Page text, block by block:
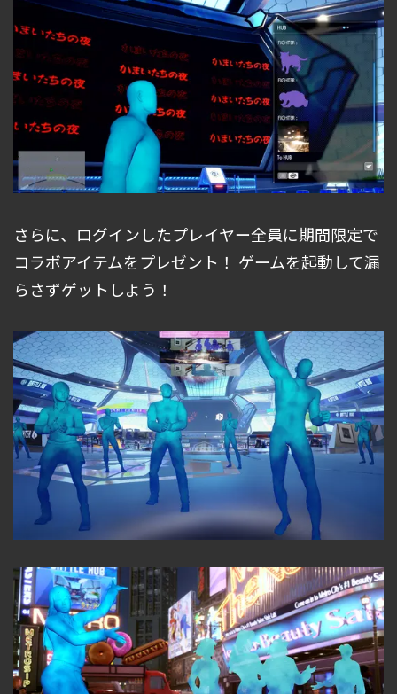
さらに、ログインしたプレイヤー全員に期間限定で
コラボアイテムをプレゼント！ ゲームを起動して漏
らさずゲットしよう！